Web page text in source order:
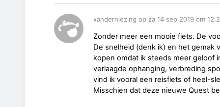
xanderniezing op za 14 sep 2019 om
Zonder meer een mooie fiets. De
De snelheid (denk ik) en het gemak
kopen omdat ik steeds meer geloof
verlaagde ophanging, verbreding
vind ik vooral een reisfiets of heel-
Misschien dat deze nieuwe Quest